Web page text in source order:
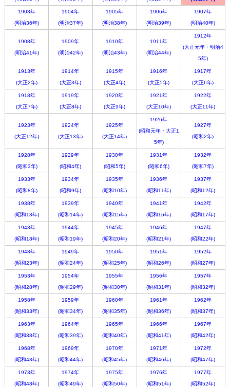
1903年
(明治36年)
1904年
(明治37年)
1905年
(明治38年)
1906年
(明治39年)
1907年
(明治40年)
1908年
(明治41年)
1909年
(明治42年)
1910年
(明治43年)
1911年
(明治44年)
1912年
(大正元年・明治4
5年)
1913年
(大正2年)
1914年
(大正3年)
1915年
(大正4年)
1916年
(大正5年)
1917年
(大正6年)
1918年
(大正7年)
1919年
(大正8年)
1920年
(大正9年)
1921年
(大正10年)
1922年
(大正11年)
1923年
(大正12年)
1924年
(大正13年)
1925年
(大正14年)
1926年
(昭和元年・大正1
5年)
1927年
(昭和2年)
1928年
(昭和3年)
1929年
(昭和4年)
1930年
(昭和5年)
1931年
(昭和6年)
1932年
(昭和7年)
1933年
(昭和8年)
1934年
(昭和9年)
1935年
(昭和10年)
1936年
(昭和11年)
1937年
(昭和12年)
1938年
(昭和13年)
1939年
(昭和14年)
1940年
(昭和15年)
1941年
(昭和16年)
1942年
(昭和17年)
1943年
(昭和18年)
1944年
(昭和19年)
1945年
(昭和20年)
1946年
(昭和21年)
1947年
(昭和22年)
1948年
(昭和23年)
1949年
(昭和24年)
1950年
(昭和25年)
1951年
(昭和26年)
1952年
(昭和27年)
1953年
(昭和28年)
1954年
(昭和29年)
1955年
(昭和30年)
1956年
(昭和31年)
1957年
(昭和32年)
1958年
(昭和33年)
1959年
(昭和34年)
1960年
(昭和35年)
1961年
(昭和36年)
1962年
(昭和37年)
1963年
(昭和38年)
1964年
(昭和39年)
1965年
(昭和40年)
1966年
(昭和41年)
1967年
(昭和42年)
1968年
(昭和43年)
1969年
(昭和44年)
1970年
(昭和45年)
1971年
(昭和46年)
1972年
(昭和47年)
1973年
(昭和48年)
1974年
(昭和49年)
1975年
(昭和50年)
1976年
(昭和51年)
1977年
(昭和52年)